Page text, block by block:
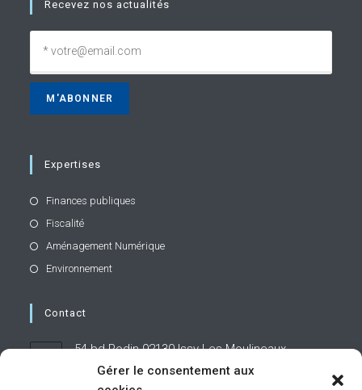
Gérer le consentement aux
Recevez nos actualités
Expertises
Finances publiques
Fiscalité
Aménagement Numérique
Environnement
Contact
54 bd Rodin 92130 Issy-Les-Moulineaux